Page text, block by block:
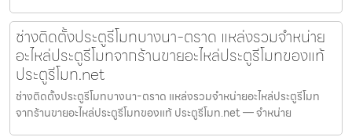
ช่างติดตั้งประตูรีโมทบางนา-ตราด แหล่งรวมจำหน่าย
อะไหล่ประตูรีโมทจากร้านขายอะไหล่ประตูรีโมทของแท้
ประตูรีโมท.net
ช่างติดตั้งประตูรีโมทบางนา-ตราด แหล่งรวมจำหน่ายอะไหล่ประตูรีโมท
จากร้านขายอะไหล่ประตูรีโมทของแท้ ประตูรีโมท.net — จำหน่าย